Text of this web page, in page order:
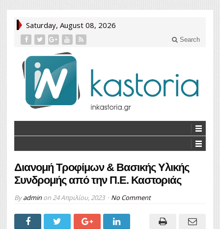
Saturday, August 08, 2026
Search
Διανομή Τροφίμων & Βασικής Υλικής
Συνδρομής από την Π.Ε. Καστοριάς
Byadminon 24 Απριλίου, 2023 No Comment